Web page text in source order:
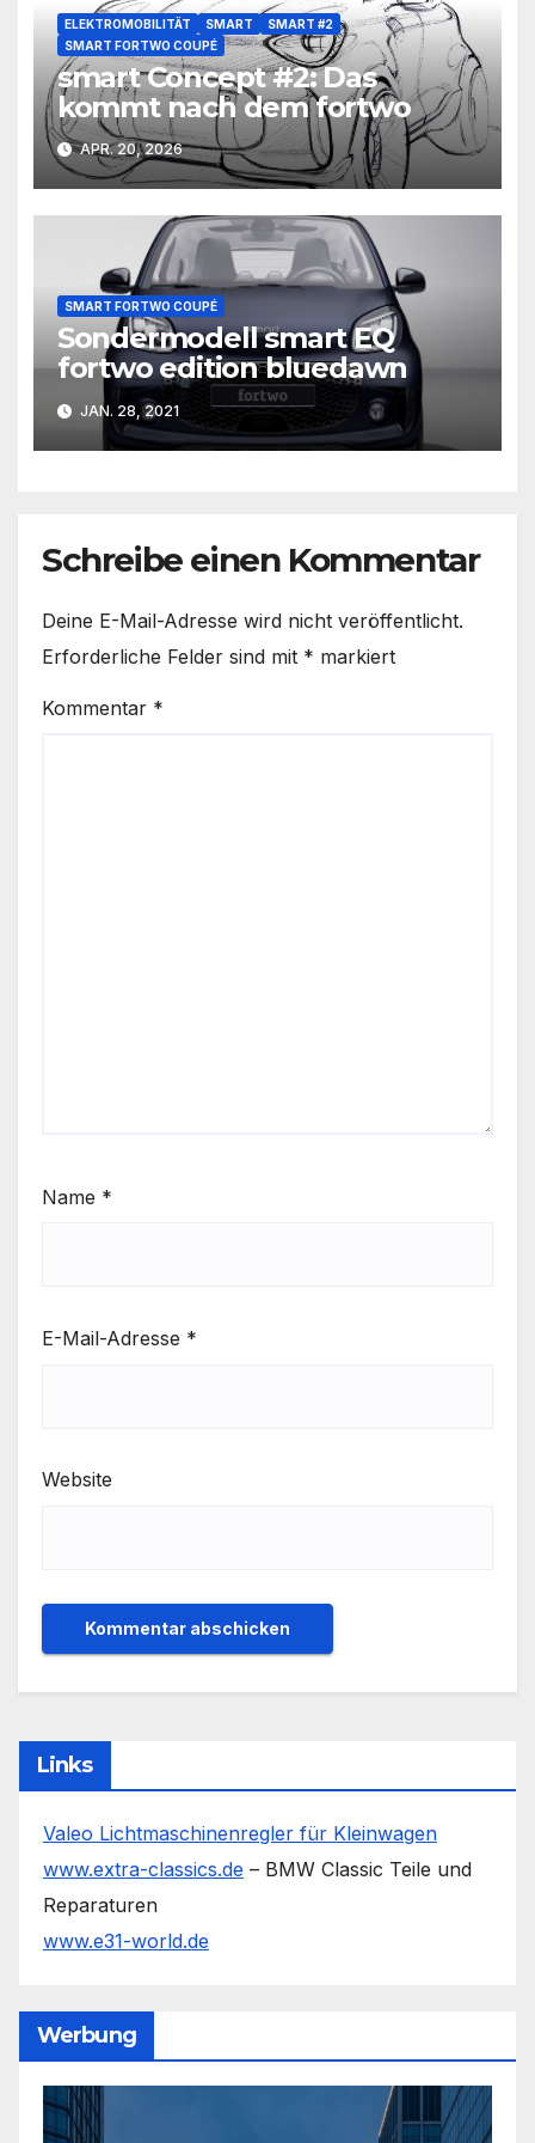
ELEKTROMOBILITÄT SMART
SMART #2
SMART FORTWO COUPÉ
smart Concept #2: Das
kommt nach dem fortwo
APR. 20, 2026
SMART FORTWO COUPÉ
Sondermodell smart EQ
fortwo edition bluedawn
JAN. 28, 2021
Schreibe einen Kommentar
Deine E-Mail-Adresse wird nicht veröffentlicht.
Erforderliche Felder sind mit * markiert
Kommentar *
Name *
E-Mail-Adresse *
Website
Links
Valeo Lichtmaschinenregler für Kleinwagen
www.extra-classics.de – BMW Classic Teile und
Reparaturen
www.e31-world.de
Werbung